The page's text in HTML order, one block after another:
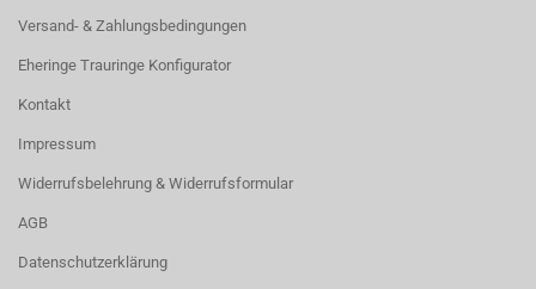
Versand- & Zahlungsbedingungen
Eheringe Trauringe Konfigurator
Kontakt
Impressum
Widerrufsbelehrung & Widerrufsformular
AGB
Datenschutzerklärung